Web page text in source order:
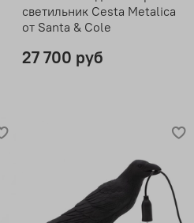
светильник Cesta Metalica
от Santa & Cole
27 700 руб